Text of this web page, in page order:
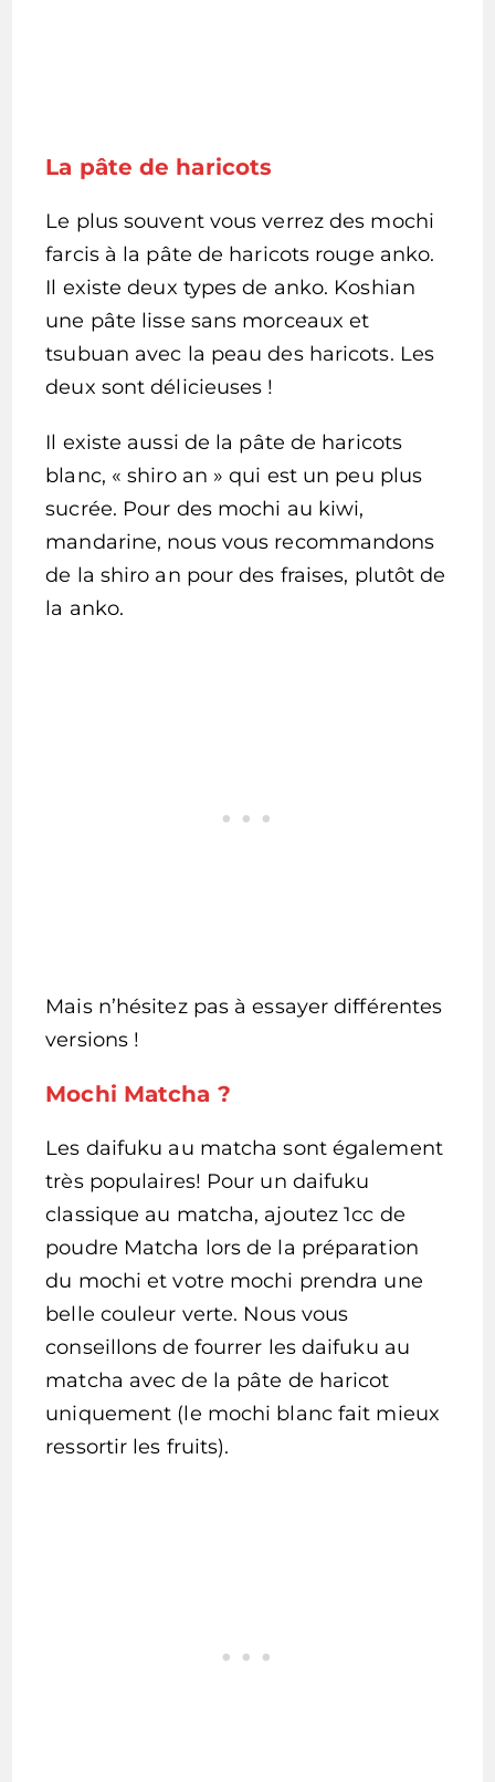
La pâte de haricots
Le plus souvent vous verrez des mochi
farcis à la pâte de haricots rouge anko.
Il existe deux types de anko. Koshian
une pâte lisse sans morceaux et
tsubuan avec la peau des haricots. Les
deux sont délicieuses !
Il existe aussi de la pâte de haricots
blanc, « shiro an » qui est un peu plus
sucrée. Pour des mochi au kiwi,
mandarine, nous vous recommandons
de la shiro an pour des fraises, plutôt de
la anko.
Mais n’hésitez pas à essayer différentes
versions !
Mochi Matcha ?
Les daifuku au matcha sont également
très populaires! Pour un daifuku
classique au matcha, ajoutez 1cc de
poudre Matcha lors de la préparation
du mochi et votre mochi prendra une
belle couleur verte. Nous vous
conseillons de fourrer les daifuku au
matcha avec de la pâte de haricot
uniquement (le mochi blanc fait mieux
ressortir les fruits).